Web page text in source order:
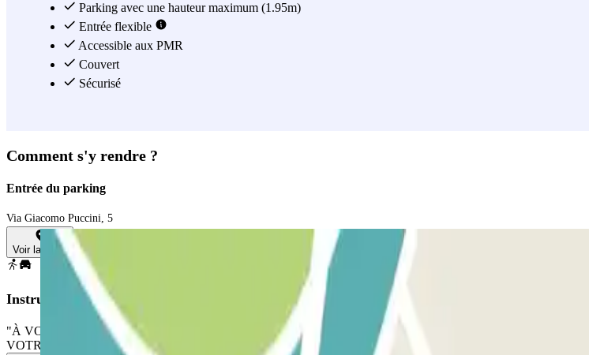
Parking avec une hauteur maximum (1.95m)
Entrée flexible
Accessible aux PMR
Couvert
Sécurisé
Comment s'y rendre ?
Entrée du parking
Via Giacomo Puccini, 5
Voir la carte
Instructions
"À VOTRE ARRIVÉE : Accédez au parking. Rendez-vous à l'accueil avec votre bon d'échange Parclick. Suivez
VOTRE PASS PERMET DES ENTRÉES/SORTIES ILLIMITÉES : Suivez le processus indiqué précédemment